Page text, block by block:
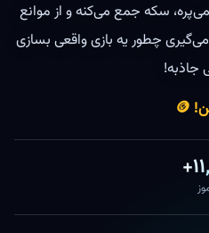
سکه جمع می‌کنه و از موانع
یاد می‌گیری چطور یه بازی واقعی بسازی
جاذبه!